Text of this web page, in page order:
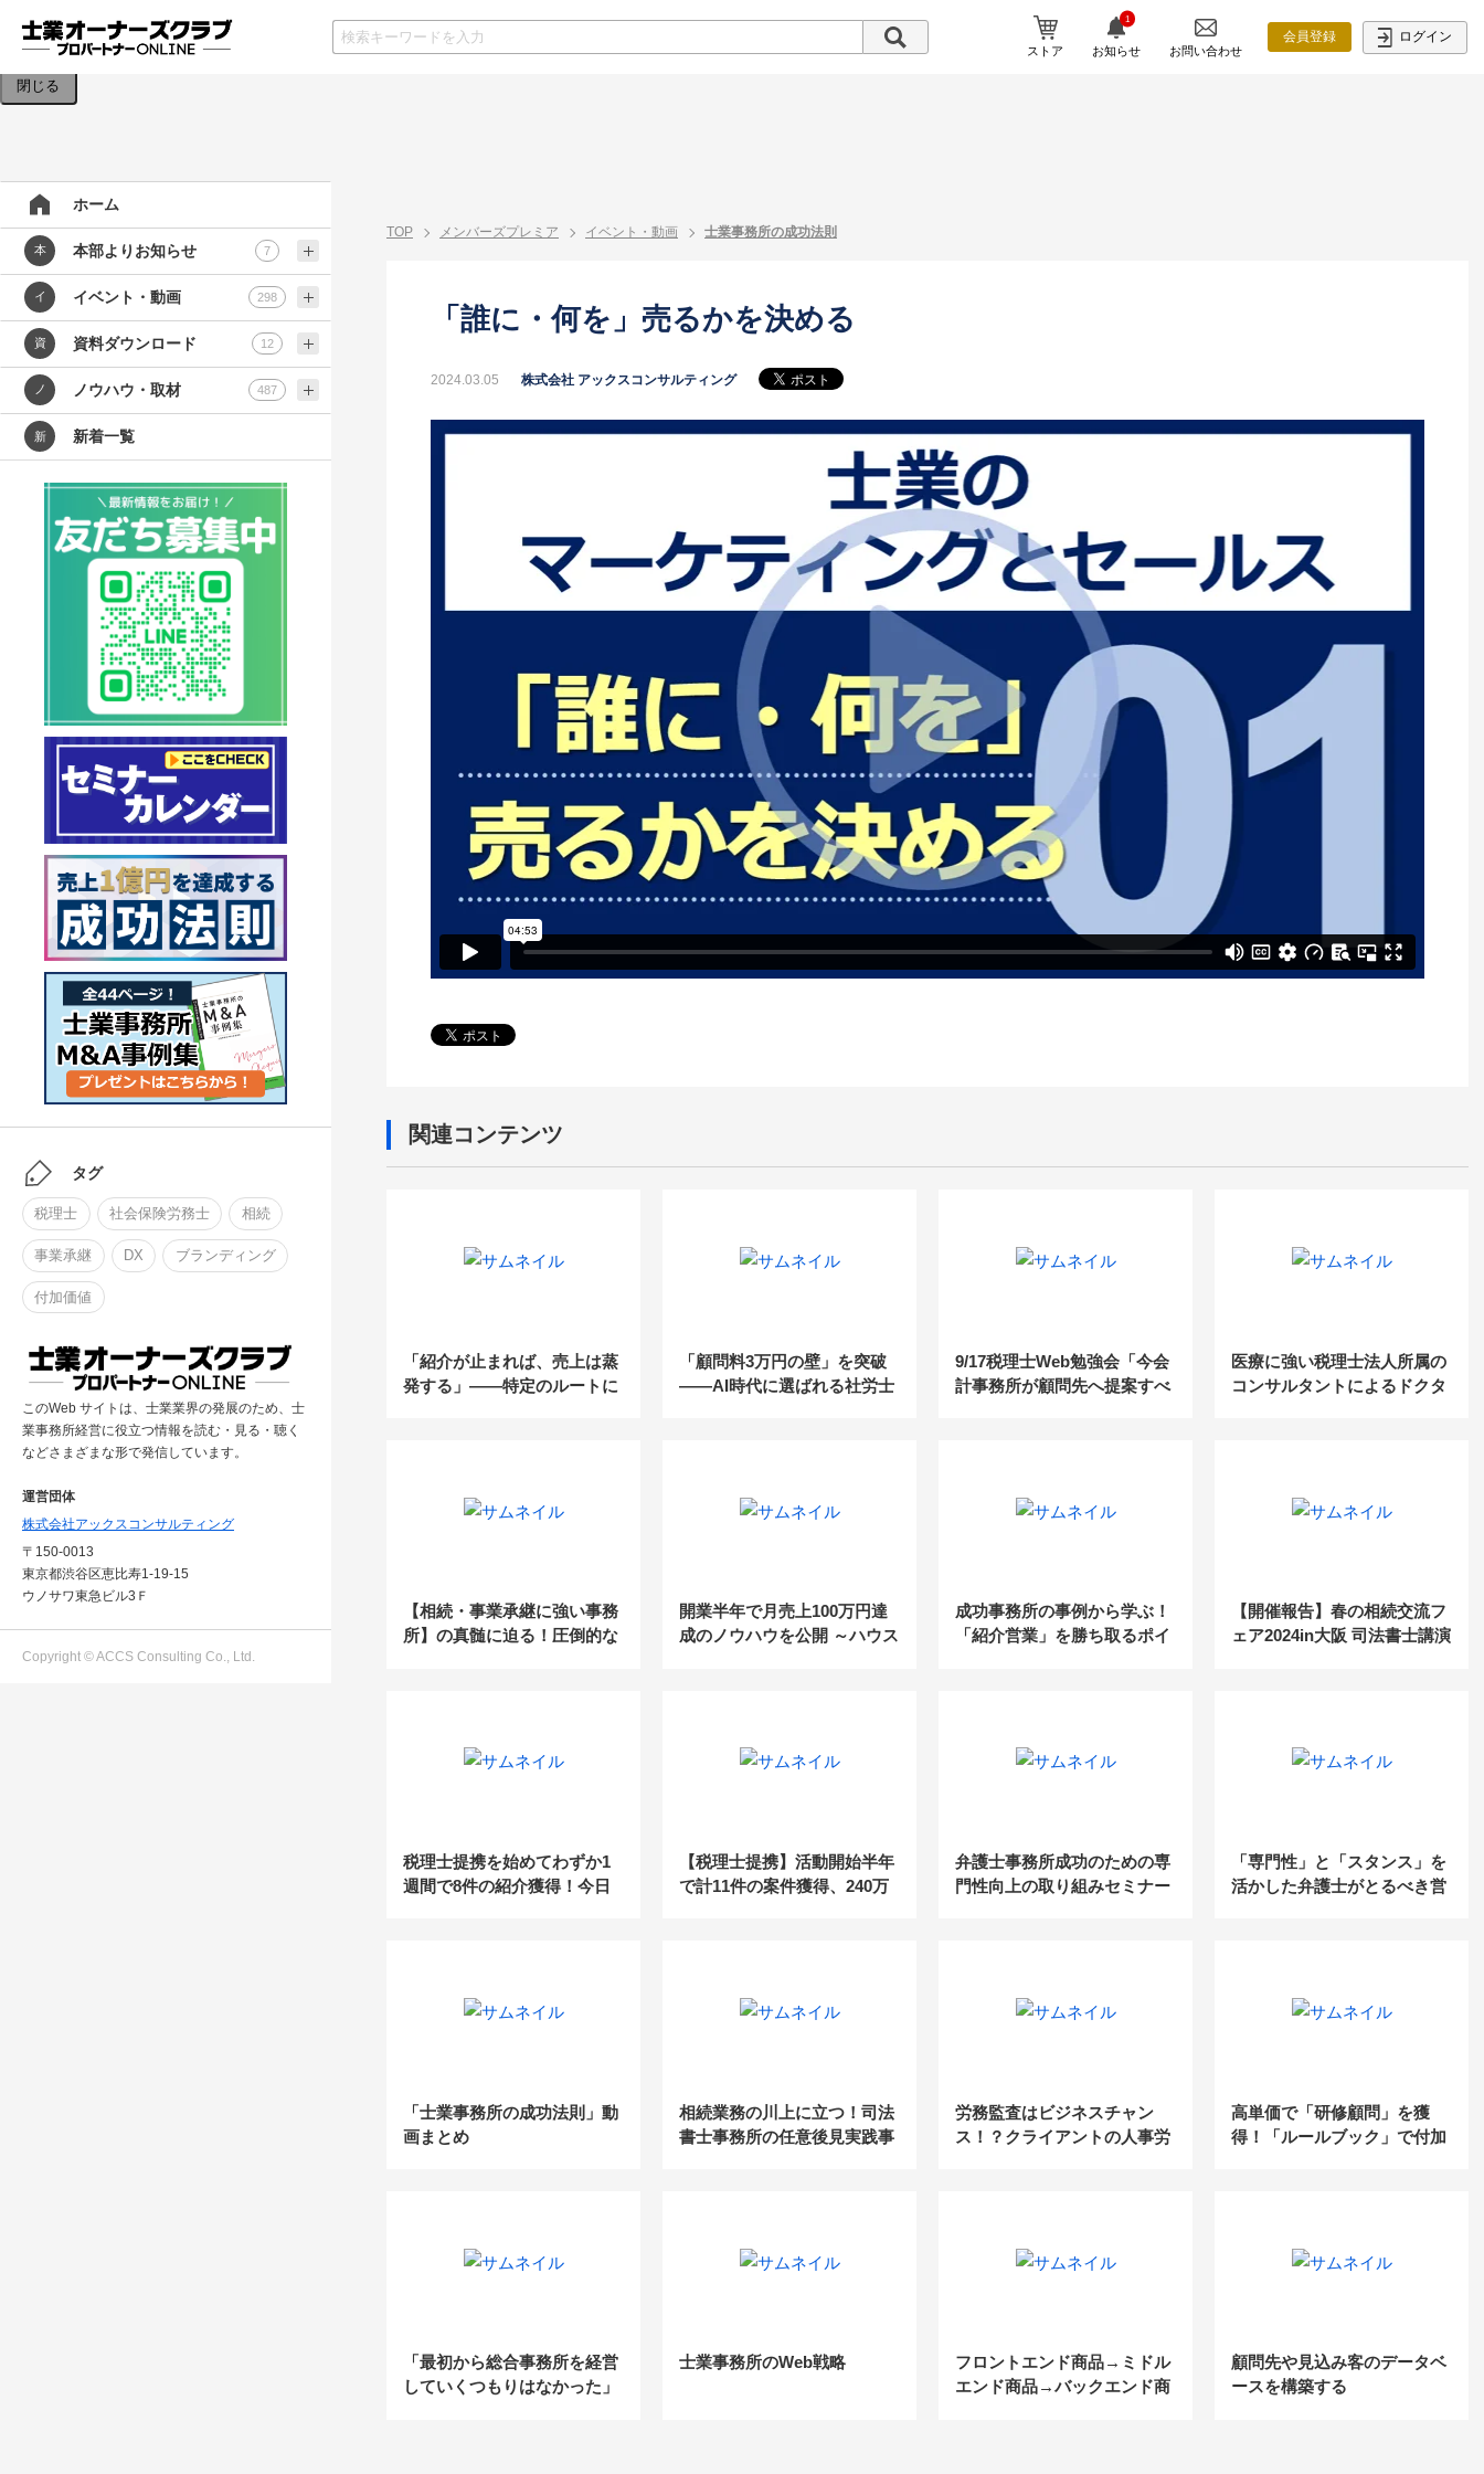
ストア
1
お知らせ お問い合わせ
会員登録 ログイン
検索条件を入力してください。
閉じる
ホーム
本 本部よりお知らせ 7
イ イベント・動画 298
資 資料ダウンロード 12
ノ ノウハウ・取材 487
新 新着一覧
タグ
税理士 社会保険労務士 相続
事業承継 DX ブランディング
付加価値
このWeb サイトは、士業業界の発展のため、士
業事務所経営に役立つ情報を読む・見る・聴く
などさまざまな形で発信しています。
運営団体
株式会社アックスコンサルティング
〒150-0013
東京都渋谷区恵比寿1-19-15
ウノサワ東急ビル3Ｆ
Copyright © ACCS Consulting Co., Ltd.
TOP メンバーズプレミア イベント・動画 士業事務所の成功法則
「誰に・何を」売るかを決める
2024.03.05 株式会社 アックスコンサルティング
関連コンテンツ
「紹介が止まれば、売上は蒸
発する」——特定のルートに
「顧問料3万円の壁」を突破
――AI時代に選ばれる社労士
9/17税理士Web勉強会「今会
計事務所が顧問先へ提案すべ
医療に強い税理士法人所属の
コンサルタントによるドクタ
【相続・事業承継に強い事務
所】の真髄に迫る！圧倒的な
開業半年で月売上100万円達
成のノウハウを公開 ～ハウス
成功事務所の事例から学ぶ！
「紹介営業」を勝ち取るポイ
【開催報告】春の相続交流フ
ェア2024in大阪 司法書士講演
税理士提携を始めてわずか1
週間で8件の紹介獲得！今日
【税理士提携】活動開始半年
で計11件の案件獲得、240万
弁護士事務所成功のための専
門性向上の取り組みセミナー
「専門性」と「スタンス」を
活かした弁護士がとるべき営
「士業事務所の成功法則」動
画まとめ
相続業務の川上に立つ！司法
書士事務所の任意後見実践事
労務監査はビジネスチャン
ス！？クライアントの人事労
高単価で「研修顧問」を獲
得！「ルールブック」で付加
「最初から総合事務所を経営
していくつもりはなかった」
士業事務所のWeb戦略
フロントエンド商品→ミドル
エンド商品→バックエンド商
顧問先や見込み客のデータベ
ースを構築する